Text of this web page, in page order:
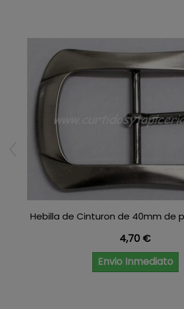
Hebilla de Cinturon de 40mm de
Precio
4,70 €
Envio Inmediato